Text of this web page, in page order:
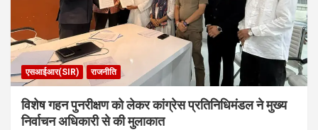
एसआईआर(SIR) राजनीति
विशेष गहन पुनरीक्षण को लेकर कांग्रेस प्रतिनिधिमंडल ने मुख्य
निर्वाचन अधिकारी से की मुलाकात